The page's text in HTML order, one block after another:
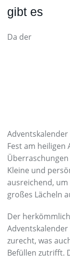
gibt es
Da der
Fest am heiligen
Kleine und
ausreichend,
großes Lächeln
Der
zurecht, was
Befüllen zutrifft.